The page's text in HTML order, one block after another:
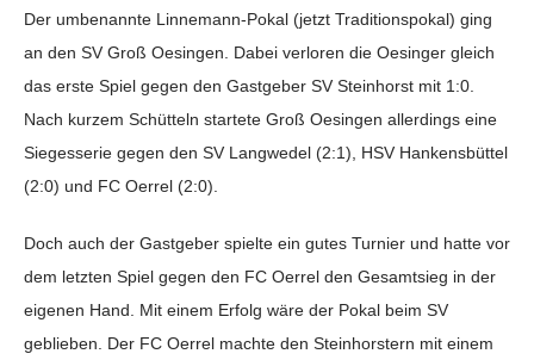
Der umbenannte Linnemann-Pokal (jetzt Traditionspokal) ging
an den SV Groß Oesingen. Dabei verloren die Oesinger gleich
das erste Spiel gegen den Gastgeber SV Steinhorst mit 1:0.
Nach kurzem Schütteln startete Groß Oesingen allerdings eine
Siegesserie gegen den SV Langwedel (2:1), HSV Hankensbüttel
(2:0) und FC Oerrel (2:0).
Doch auch der Gastgeber spielte ein gutes Turnier und hatte vor
dem letzten Spiel gegen den FC Oerrel den Gesamtsieg in der
eigenen Hand. Mit einem Erfolg wäre der Pokal beim SV
geblieben. Der FC Oerrel machte den Steinhorstern mit einem